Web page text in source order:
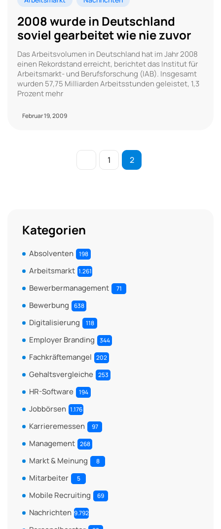
2008 wurde in Deutschland
soviel gearbeitet wie nie zuvor
Das Arbeitsvolumen in Deutschland hat im Jahr 2008
einen Rekordstand erreicht, berichtet das Institut für
Arbeitsmarkt- und Berufsforschung (IAB). Insgesamt
wurden 57,75 Milliarden Arbeitsstunden geleistet, 1,3
Prozent mehr
Februar 19, 2009
1 2
Kategorien
Absolventen 198
Arbeitsmarkt 1.261
Bewerbermanagement 71
Bewerbung 638
Digitalisierung 118
Employer Branding 344
Fachkräftemangel 202
Gehaltsvergleiche 253
HR-Software 194
Jobbörsen 1.176
Karrieremessen 97
Management 268
Markt & Meinung 8
Mitarbeiter 5
Mobile Recruiting 69
Nachrichten 9.792